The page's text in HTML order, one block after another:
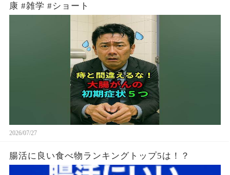
康 #雑学 #ショート
2026/07/27
腸活に良い食べ物ランキングトップ5は！？